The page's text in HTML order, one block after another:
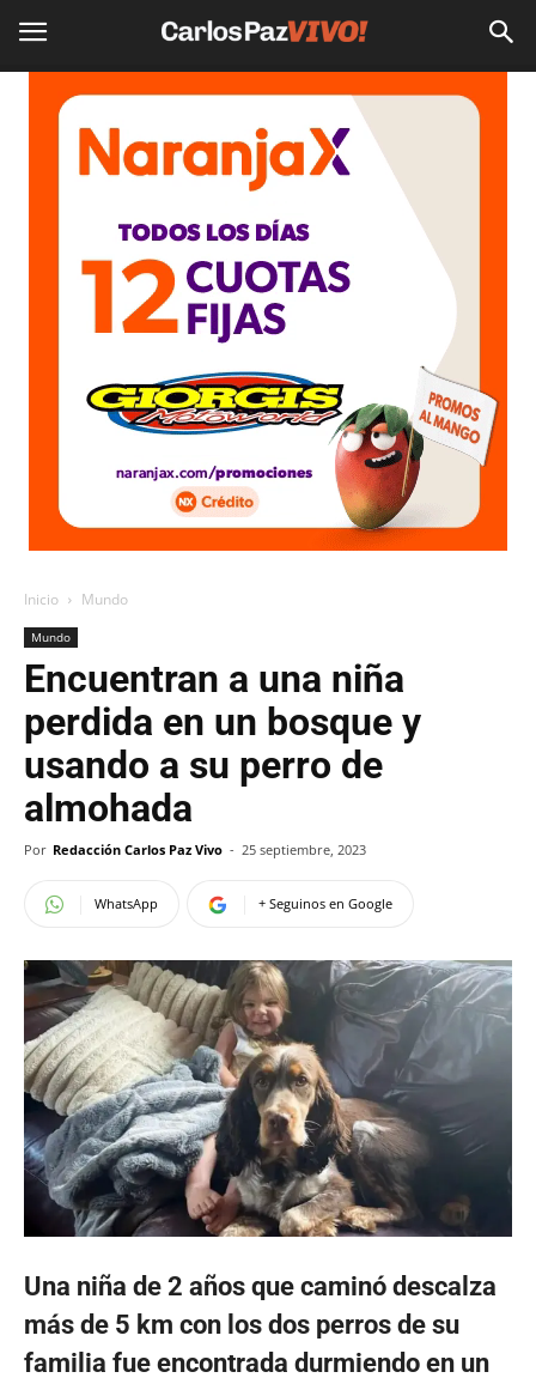
Inicio Mundo
Mundo
Encuentran a una niña
perdida en un bosque y
usando a su perro de
almohada
Por Redacción Carlos Paz Vivo - 25 septiembre, 2023
WhatsApp + Seguinos en Google
Una niña de 2 años que caminó descalza
más de 5 km con los dos perros de su
familia fue encontrada durmiendo en un